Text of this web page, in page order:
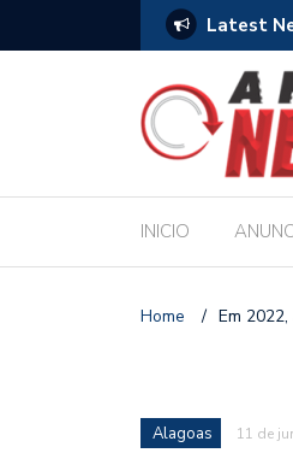
Latest
com a Educação
INICIO
Home / Em
Alagoas 11 de